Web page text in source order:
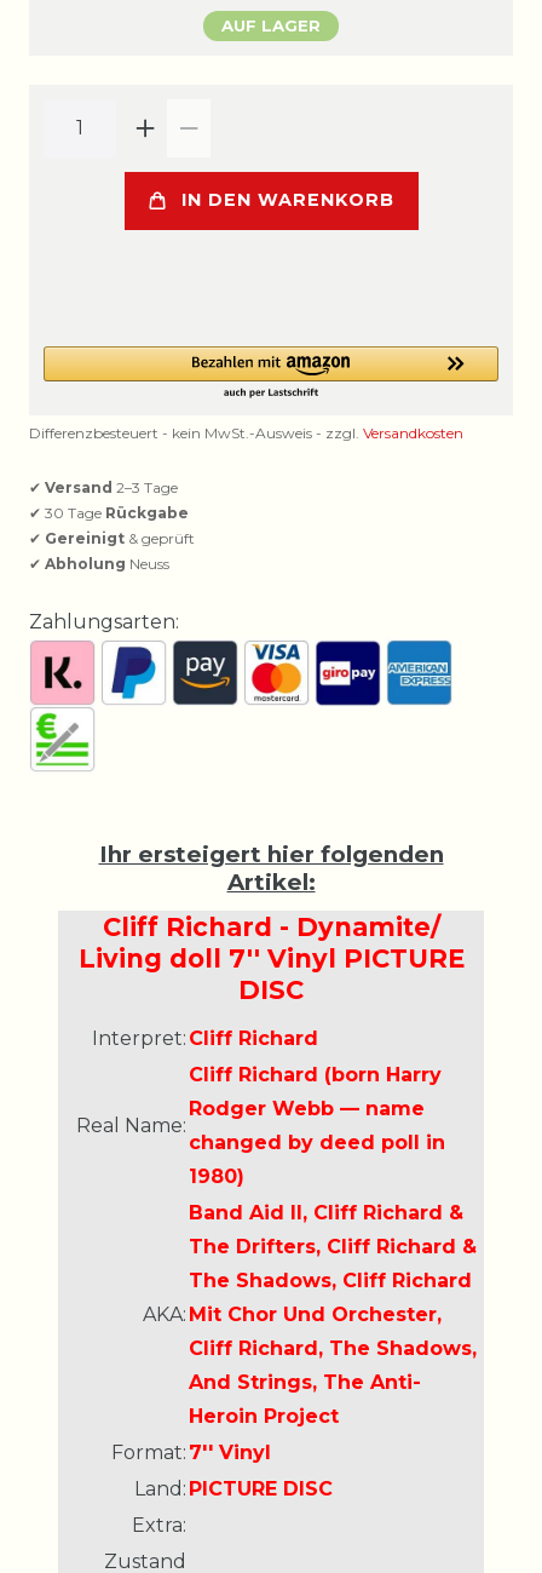
AUF LAGER
IN DEN WARENKORB
Differenzbesteuert - kein MwSt.-Ausweis - zzgl. Versandkosten
✔ Versand 2–3 Tage
✔ 30 Tage Rückgabe
✔ Gereinigt & geprüft
✔ Abholung Neuss
Zahlungsarten:
Ihr ersteigert hier folgenden
Artikel:
Cliff Richard - Dynamite/
Living doll 7'' Vinyl PICTURE
DISC
Interpret: Cliff Richard
Real Name:
Cliff Richard (born Harry
Rodger Webb — name
changed by deed poll in
1980)
AKA:
Band Aid II, Cliff Richard &
The Drifters, Cliff Richard &
The Shadows, Cliff Richard
Mit Chor Und Orchester,
Cliff Richard, The Shadows,
And Strings, The Anti-
Heroin Project
Format: 7'' Vinyl
Land: PICTURE DISC
Extra:
Zustand